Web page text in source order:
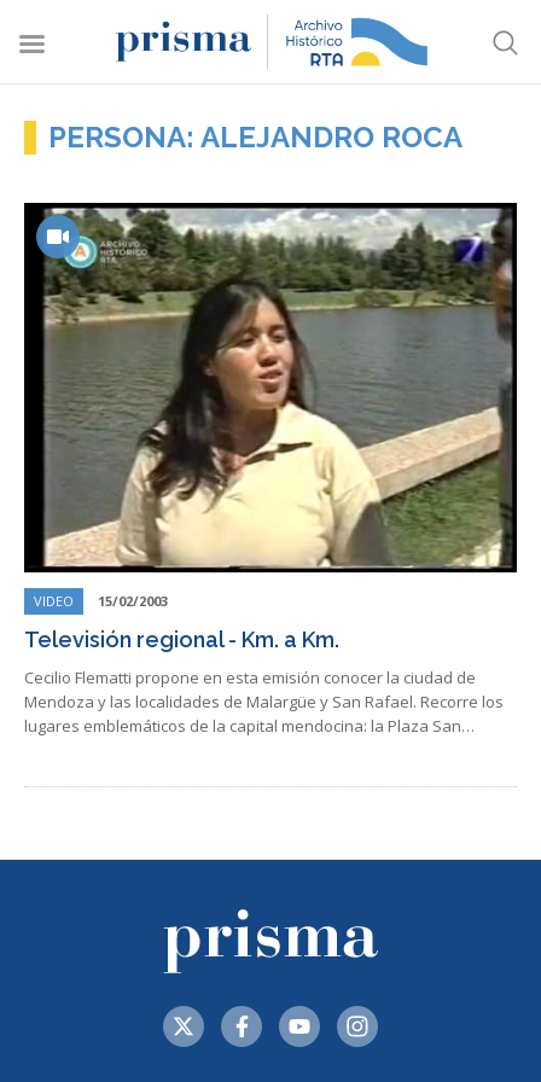
PERSONA: ALEJANDRO ROCA
VIDEO 15/02/2003
Televisión regional - Km. a Km.
Cecilio Flematti propone en esta emisión conocer la ciudad de
Mendoza y las localidades de Malargüe y San Rafael. Recorre los
lugares emblemáticos de la capital mendocina: la Plaza San…